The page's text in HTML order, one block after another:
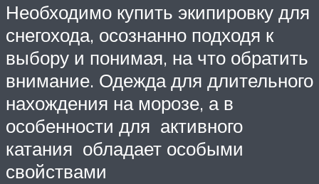
Необходимо купить экипировку для
снегохода, осознанно подходя к
выбору и понимая, на что обратить
внимание. Одежда для длительного
нахождения на морозе, а в
особенности для активного
катания обладает особыми
свойствами